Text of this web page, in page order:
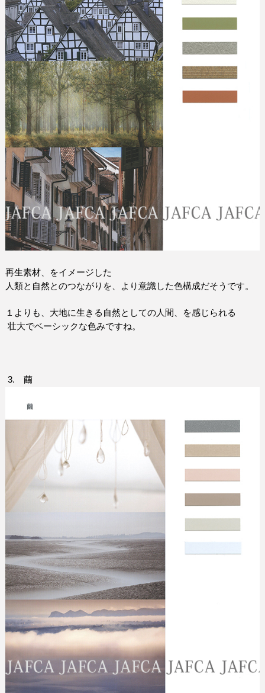
再生素材、をイメージした
人類と自然とのつながりを、より意識した色構成だそうです。
１よりも、大地に生きる自然としての人間、を感じられる
壮大でベーシックな色みですね。
3. 繭